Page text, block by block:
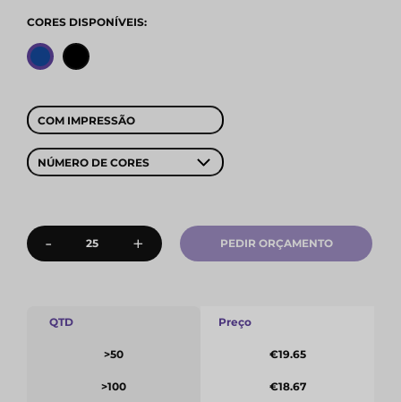
CORES DISPONÍVEIS:
COM IMPRESSÃO
NÚMERO DE CORES
- + PEDIR ORÇAMENTO
QTD
>50
>100
Preço
€19.65
€18.67